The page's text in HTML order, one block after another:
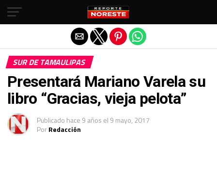
SUR DE TAMAULIPAS
Presentará Mariano Varela su
libro “Gracias, vieja pelota”
Publicado hace 9 años el 9 mayo, 2017
PorRedacción
Salir de la versión móvil